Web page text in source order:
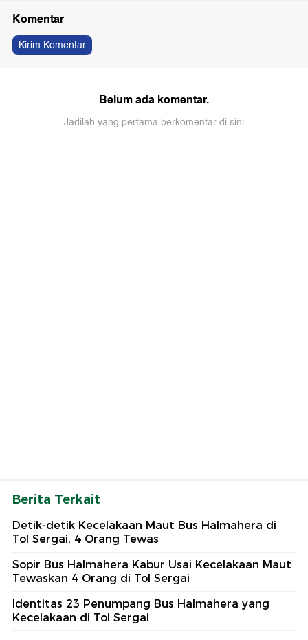
Komentar
Kirim Komentar
Belum ada komentar.
Jadilah yang pertama berkomentar di sini
Berita Terkait
Detik-detik Kecelakaan Maut Bus Halmahera di
Tol Sergai, 4 Orang Tewas
Sopir Bus Halmahera Kabur Usai Kecelakaan Maut
Tewaskan 4 Orang di Tol Sergai
Identitas 23 Penumpang Bus Halmahera yang
Kecelakaan di Tol Sergai